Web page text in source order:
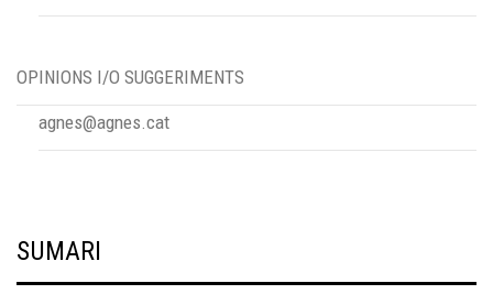
OPINIONS I/O SUGGERIMENTS
agnes@agnes.cat
SUMARI